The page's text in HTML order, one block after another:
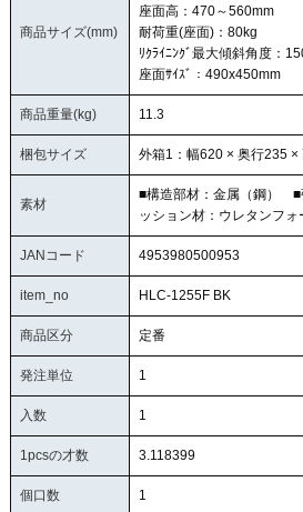
商品サイズ(mm)
座面高：470～560mm
耐荷重(座面)：80kg
ﾘｸﾗｲﾆﾝｸﾞ最大傾斜角度：
座面ｻｲｽﾞ：490x450mm
商品重量(kg) 11.3
梱包サイズ 外箱1：幅620 × 奥行235 ×
素材
■構造部材：金属（鋼）
ッション材：ウレタンフォ
JANコード 4953980500953
item_no HLC-1255F BK
商品区分 定番
発注単位 1
入数 1
1pcsの才数 3.118399
個口数 1